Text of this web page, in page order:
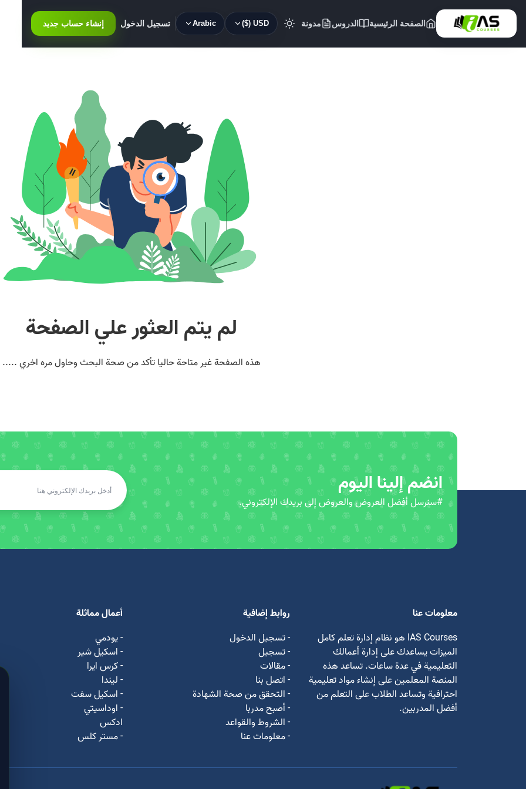
الصفحة الرئيسية الدروس مدونة USD ($)
Arabic تسجيل الدخول إنشاء حساب جديد
لم يتم العثور علي الصفحة
هذه الصفحة غير متاحة حاليا تأكد من صحة البحث وحاول مره اخري .....
انضم إلينا اليوم
#سنرسل أفضل العروض والعروض إلى بريدك الإلكتروني.
معلومات عنا
IAS Courses هو نظام إدارة تعلم كامل
الميزات يساعدك على إدارة أعمالك
التعليمية في عدة ساعات. تساعد هذه
المنصة المعلمين على إنشاء مواد تعليمية
احترافية وتساعد الطلاب على التعلم من
أفضل المدربين.
روابط إضافية
- تسجيل الدخول
- تسجيل
- مقالات
- اتصل بنا
- التحقق من صحة الشهادة
- أصبح مدربا
- الشروط والقواعد
- معلومات عنا
أعمال مماثلة
- يودمي
- اسکیل شیر
- كرس ايرا
- لیندا
- اسكيل سفت
- اوداسيتي
ادكس
- مستر كلس